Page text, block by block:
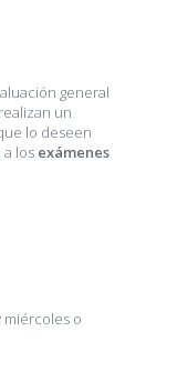
general
un
lo deseen
los exámenes
o